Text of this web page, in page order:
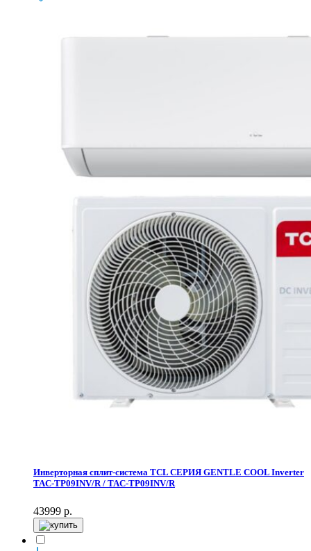
Инверторная сплит-система TCL СЕРИЯ GENTLE COOL Inverter
TAC-TP09INV/R / TAC-TP09INV/R
43999 р.